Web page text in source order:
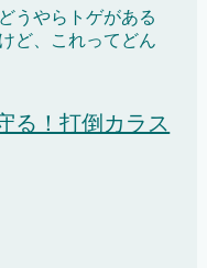
うやらトゲがある
ど、これってどん
る！打倒カラス